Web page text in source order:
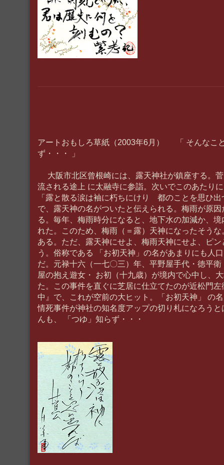
アートおもしろ草紙（2003年6月） 「 そんなこ
ず・・・ 」
大阪市北区曾根崎には、露天神社が鎮座する。
流される途上 に太融寺に参詣。次いでこのあたり
「露と散る涙は袖に朽ちにけり 都のことを思ひ
で、露天神の名がついたと伝えられる。梅雨が原
る。毎年、梅雨時分になると、地下水の加減か、
れた。このため、梅雨（＝露）天神になったそう
ある。ただ、露天神にせよ、梅雨天神にせよ、ピ
う。俗称である 「お初天神」の名があまりにも人
だ。元禄十六（一七〇三）年、平野屋手代・徳平
屋の抱え遊女・ お初（十九歳）が境内で心中し、
た。この事件を直ぐに芝居に仕立てたのが近松門
中』で、これが空前の大ヒット。「お初天神」 の
情死事件が神社の知名度アップの切り札になろう
んも、 「つゆ」知らず・・・